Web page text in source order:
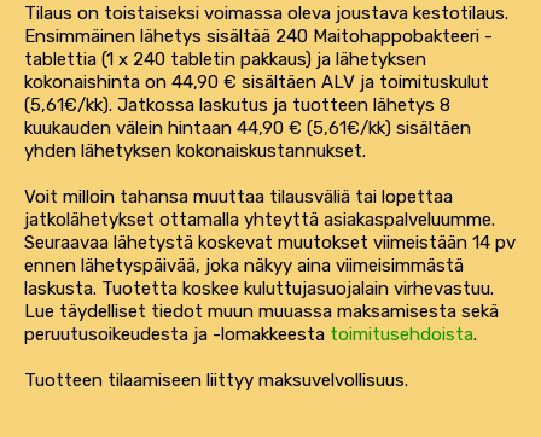
Tilaus on toistaiseksi voimassa oleva joustava kestotilaus.
Ensimmäinen lähetys sisältää 240 Maitohappobakteeri -
tablettia (1 x 240 tabletin pakkaus) ja lähetyksen
kokonaishinta on 44,90 € sisältäen ALV ja toimituskulut
(5,61€/kk). Jatkossa laskutus ja tuotteen lähetys 8
kuukauden välein hintaan 44,90 € (5,61€/kk) sisältäen
yhden lähetyksen kokonaiskustannukset.
Voit milloin tahansa muuttaa tilausväliä tai lopettaa
jatkolähetykset ottamalla yhteyttä asiakaspalveluumme.
Seuraavaa lähetystä koskevat muutokset viimeistään 14 pv
ennen lähetyspäivää, joka näkyy aina viimeisimmästä
laskusta. Tuotetta koskee kuluttujasuojalain virhevastuu.
Lue täydelliset tiedot muun muuassa maksamisesta sekä
peruutusoikeudesta ja -lomakkeesta toimitusehdoista.
Tuotteen tilaamiseen liittyy maksuvelvollisuus.